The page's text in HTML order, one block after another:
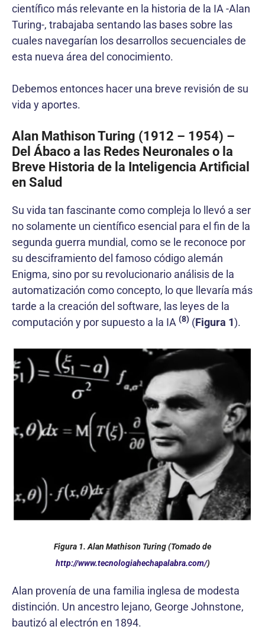
científico más relevante en la historia de la IA -Alan
Turing-, trabajaba sentando las bases sobre las
cuales navegarían los desarrollos secuenciales de
esta nueva área del conocimiento.
Debemos entonces hacer una breve revisión de su
vida y aportes.
Alan Mathison Turing (1912 – 1954) –
Del Ábaco a las Redes Neuronales o la
Breve Historia de la Inteligencia Artificial
en Salud
Su vida tan fascinante como compleja lo llevó a ser
no solamente un científico esencial para el fin de la
segunda guerra mundial, como se le reconoce por
su desciframiento del famoso código alemán
Enigma, sino por su revolucionario análisis de la
automatización como concepto, lo que llevaría más
tarde a la creación del software, las leyes de la
computación y por supuesto a la IA (8) (Figura 1).
Figura 1. Alan Mathison Turing (Tomado de
http://www.tecnologiahechapalabra.com/)
Alan provenía de una familia inglesa de modesta
distinción. Un ancestro lejano, George Johnstone,
bautizó al electrón en 1894.